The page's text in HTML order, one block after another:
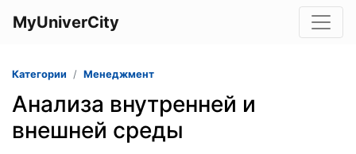
MyUniverCity
Категории Менеджмент
Анализа внутренней и
внешней среды